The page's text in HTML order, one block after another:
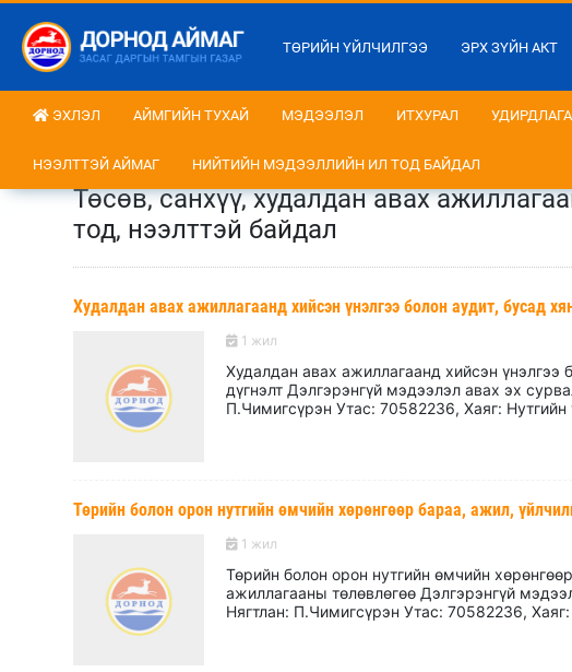
ТӨРИЙН ҮЙЛЧИЛГЭЭ ЭРХ ЗҮЙН АКТ
ЭХЛЭЛ АЙМГИЙН ТУХАЙ МЭДЭЭЛЭЛ ИТХУРАЛ УДИРДЛАГА
НЭЭЛТТЭЙ АЙМАГ НИЙТИЙН МЭДЭЭЛЛИЙН ИЛ ТОД БАЙДАЛ
Төсөв, санхүү, худалдан авах
тод, нээлттэй байдал
Худалдан авах ажиллагаанд хийсэн үнэлгээ болон аудит, бусад
1 жил
Худалдан авах ажиллагаанд хийсэн үнэлгээ
дүгнэлт Дэлгэрэнгүй мэдээлэл авах эх
П.Чимигсүрэн Утас: 70582236, Хаяг:
Төрийн болон орон нутгийн өмчийн хөрөнгөөр бараа, ажил,
1 жил
Төрийн болон орон нутгийн өмчийн
ажиллагааны төлөвлөгөө Дэлгэрэнгүй
Нягтлан: П.Чимигсүрэн Утас: 70582236,